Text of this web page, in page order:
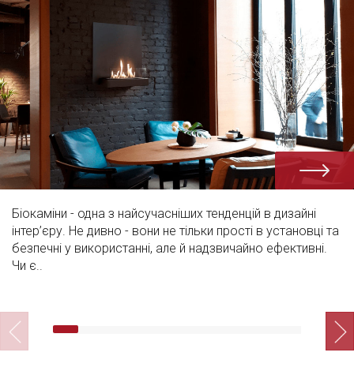
Біокаміни - одна з найсучасніших тенденцій в дизайні
інтер’єру. Не дивно - вони не тільки прості в установці та
безпечні у використанні, але й надзвичайно ефективні.
Чи є..